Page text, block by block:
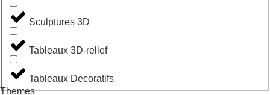
Sculptures 3D
Tableaux 3D-relief
Tableaux Decoratifs
Themes